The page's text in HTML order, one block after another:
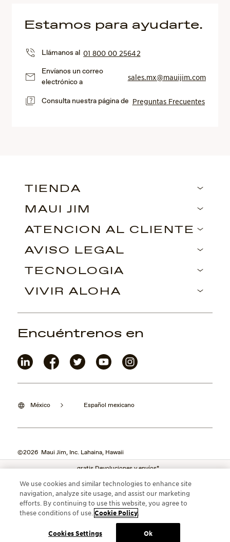
gratis Devoluciones y envíos*
Estamos para ayudarte.
Llámanos al01 800 00 25642
Envíanos un correo
electrónico a
sales.mx@mauijim.com
Consulta nuestra página de Preguntas Frecuentes
TIENDA
MAUI JIM
ATENCIÓN AL CLIENTE
AVISO LEGAL
TECNOLOGÍA
VIVIR ALOHA
México Español mexicano
©2026 Maui Jim, Inc. Lahaina, Hawaii
Encuéntrenos en
We use cookies and similar technologies to enhance site
navigation, analyze site usage, and assist our marketing
efforts. By continuing to use this website, you agree to
these conditions of use.Cookie Policy
Cookies Settings Ok